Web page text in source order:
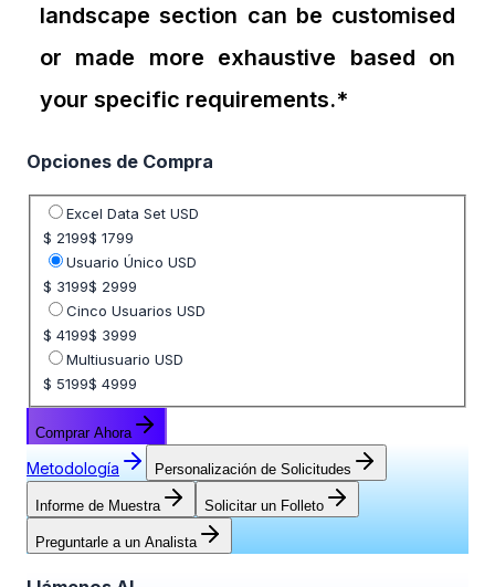
landscape section can be customised
or made more exhaustive based on
your specific requirements.*
Opciones de Compra
Seleccione opción de precio
Excel Data Set USD
$ 2199$ 1799
Usuario Único USD
$ 3199$ 2999
Cinco Usuarios USD
$ 4199$ 3999
Multiusuario USD
$ 5199$ 4999
Comprar Ahora
Metodología Personalización de Solicitudes
Informe de Muestra Solicitar un Folleto
Preguntarle a un Analista